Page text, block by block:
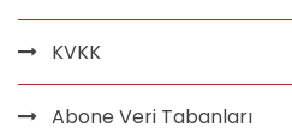
KVKK
Abone Veri Tabanları